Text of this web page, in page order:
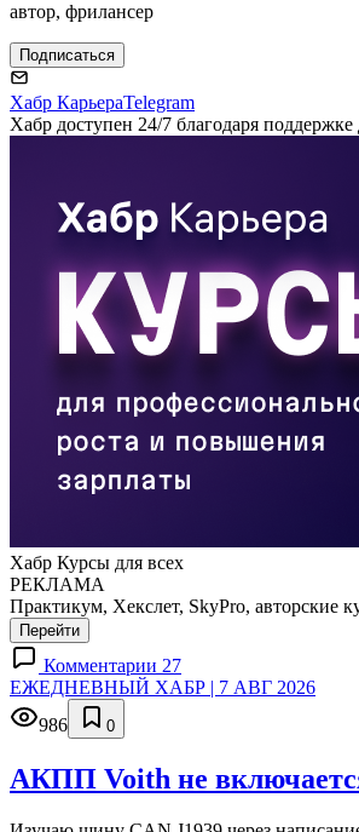
автор, фрилансер
Подписаться
Хабр КарьераTelegram
Хабр доступен 24/7 благодаря поддержке
Хабр Курсы для всех
РЕКЛАМА
Практикум, Хекслет, SkyPro, авторские
Перейти
Комментарии 27
ЕЖЕДНЕВНЫЙ ХАБР | 7 АВГ 2026
986
0
АКПП Voith не